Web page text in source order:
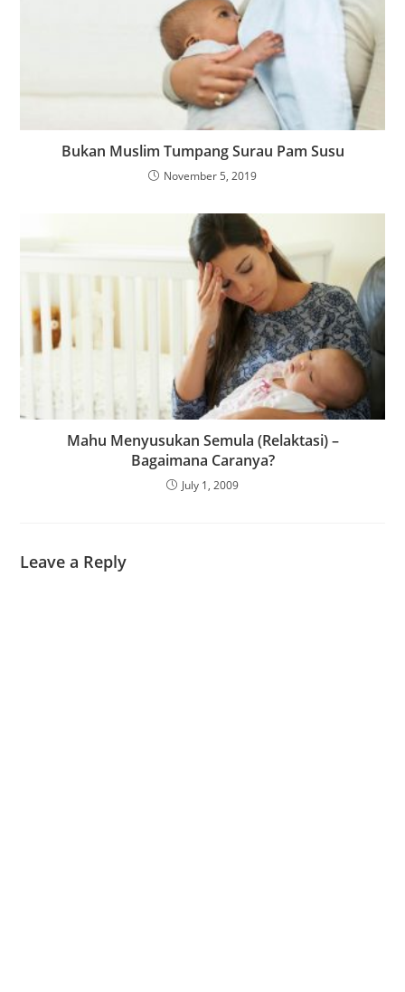
Bukan Muslim Tumpang Surau Pam Susu
November 5, 2019
Mahu Menyusukan Semula (Relaktasi) –
Bagaimana Caranya?
July 1, 2009
Leave a Reply